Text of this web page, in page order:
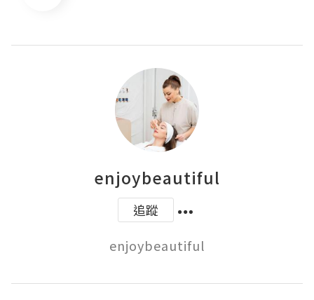
enjoybeautiful
追蹤
enjoybeautiful